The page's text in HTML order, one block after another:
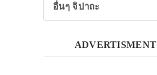
อื่นๆ จิปาถะ
ADVERTISMENT